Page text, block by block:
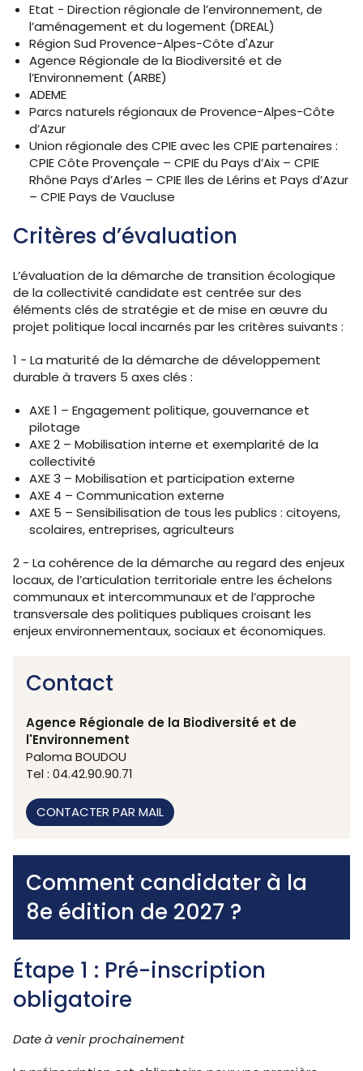
Etat - Direction régionale de l’environnement, de
l’aménagement et du logement (DREAL)
Région Sud Provence-Alpes-Côte d'Azur
Agence Régionale de la Biodiversité et de
l’Environnement (ARBE)
ADEME
Parcs naturels régionaux de Provence-Alpes-Côte
d’Azur
Union régionale des CPIE avec les CPIE partenaires :
CPIE Côte Provençale – CPIE du Pays d’Aix – CPIE
Rhône Pays d’Arles – CPIE Iles de Lérins et Pays d’Azur
– CPIE Pays de Vaucluse
Critères d’évaluation
L’évaluation de la démarche de transition écologique
de la collectivité candidate est centrée sur des
éléments clés de stratégie et de mise en œuvre du
projet politique local incarnés par les critères suivants :
1 - La maturité de la démarche de développement
durable à travers 5 axes clés :
AXE 1 – Engagement politique, gouvernance et
pilotage
AXE 2 – Mobilisation interne et exemplarité de la
collectivité
AXE 3 – Mobilisation et participation externe
AXE 4 – Communication externe
AXE 5 – Sensibilisation de tous les publics : citoyens,
scolaires, entreprises, agriculteurs
2 - La cohérence de la démarche au regard des enjeux
locaux, de l’articulation territoriale entre les échelons
communaux et intercommunaux et de l’approche
transversale des politiques publiques croisant les
enjeux environnementaux, sociaux et économiques.
Contact
Agence Régionale de la Biodiversité et de
l'Environnement
Paloma BOUDOU
Tel : 04.42.90.90.71
CONTACTER PAR MAIL
Comment candidater à la
8e édition de 2027 ?
Étape 1 : Pré-inscription
obligatoire
Date à venir prochainement